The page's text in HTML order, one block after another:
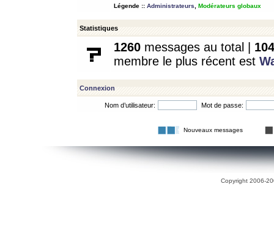
Légende :: Administrateurs Modérateurs globaux
Statistiques
1260 messages au total | 104
membre le plus récent est
Connexion
Nom d’utilisateur: Mot de passe:
Nouveaux messages
Copyright 2006-